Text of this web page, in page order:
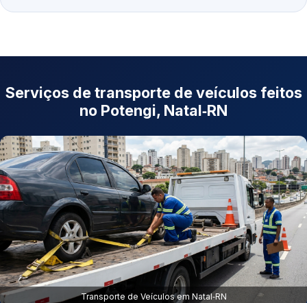
Serviços de transporte de veículos feitos
no Potengi, Natal‑RN
Transporte de Veículos em Natal‑RN